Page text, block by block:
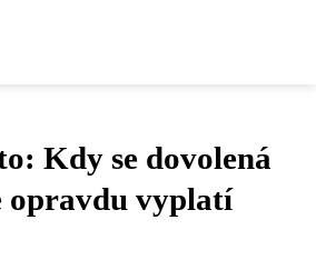
Kdy se dovolená
opravdu vyplatí